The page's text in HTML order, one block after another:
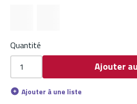
Quantité
Ajouter
Ajouter à une liste